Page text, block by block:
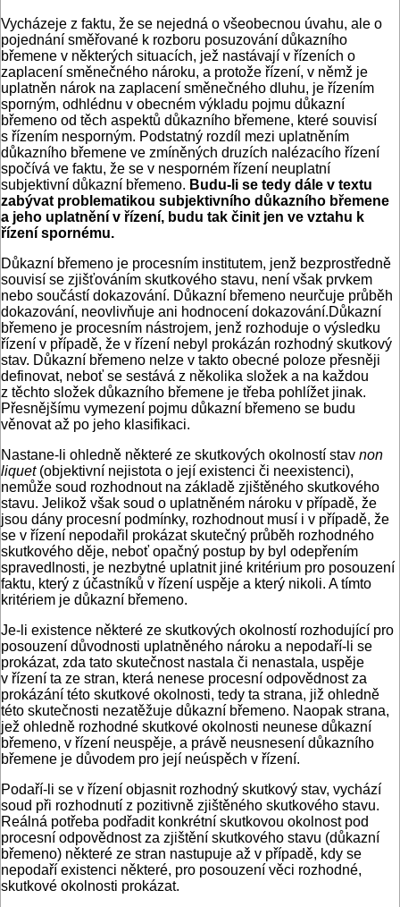
Vycházeje z faktu, že se nejedná o všeobecnou úvahu, ale o
pojednání směřované k rozboru posuzování důkazního
břemene v některých situacích, jež nastávají v řízeních o
zaplacení směnečného nároku, a protože řízení, v němž je
uplatněn nárok na zaplacení směnečného dluhu, je řízením
sporným, odhlédnu v obecném výkladu pojmu důkazní
břemeno od těch aspektů důkazního břemene, které souvisí
s řízením nesporným. Podstatný rozdíl mezi uplatněním
důkazního břemene ve zmíněných druzích nalézacího řízení
spočívá ve faktu, že se v nesporném řízení neuplatní
subjektivní důkazní břemeno. Budu-li se tedy dále v textu
zabývat problematikou subjektivního důkazního břemene
a jeho uplatnění v řízení, budu tak činit jen ve vztahu k
řízení spornému.
Důkazní břemeno je procesním institutem, jenž bezprostředně
souvisí se zjišťováním skutkového stavu, není však prvkem
nebo součástí dokazování. Důkazní břemeno neurčuje průběh
dokazování, neovlivňuje ani hodnocení dokazování.Důkazní
břemeno je procesním nástrojem, jenž rozhoduje o výsledku
řízení v případě, že v řízení nebyl prokázán rozhodný skutkový
stav. Důkazní břemeno nelze v takto obecné poloze přesněji
definovat, neboť se sestává z několika složek a na každou
z těchto složek důkazního břemene je třeba pohlížet jinak.
Přesnějšímu vymezení pojmu důkazní břemeno se budu
věnovat až po jeho klasifikaci.
Nastane-li ohledně některé ze skutkových okolností stav non
liquet(objektivní nejistota o její existenci či neexistenci),
nemůže soud rozhodnout na základě zjištěného skutkového
stavu. Jelikož však soud o uplatněném nároku v případě, že
jsou dány procesní podmínky, rozhodnout musí i v případě, že
se v řízení nepodařil prokázat skutečný průběh rozhodného
skutkového děje, neboť opačný postup by byl odepřením
spravedlnosti, je nezbytné uplatnit jiné kritérium pro posouzení
faktu, který z účastníků v řízení uspěje a který nikoli. A tímto
kritériem je důkazní břemeno.
Je-li existence některé ze skutkových okolností rozhodující pro
posouzení důvodnosti uplatněného nároku a nepodaří-li se
prokázat, zda tato skutečnost nastala či nenastala, uspěje
v řízení ta ze stran, která nenese procesní odpovědnost za
prokázání této skutkové okolnosti, tedy ta strana, již ohledně
této skutečnosti nezatěžuje důkazní břemeno. Naopak strana,
jež ohledně rozhodné skutkové okolnosti neunese důkazní
břemeno, v řízení neuspěje, a právě neusnesení důkazního
břemene je důvodem pro její neúspěch v řízení.
Podaří-li se v řízení objasnit rozhodný skutkový stav, vychází
soud při rozhodnutí z pozitivně zjištěného skutkového stavu.
Reálná potřeba podřadit konkrétní skutkovou okolnost pod
procesní odpovědnost za zjištění skutkového stavu (důkazní
břemeno) některé ze stran nastupuje až v případě, kdy se
nepodaří existenci některé, pro posouzení věci rozhodné,
skutkové okolnosti prokázat.